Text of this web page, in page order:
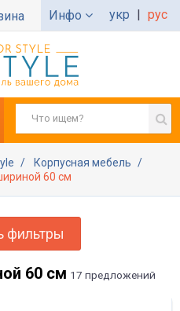
Инфо укр | рус
Корпусная мебель
60 см
фильтры
60 см 17 предложений